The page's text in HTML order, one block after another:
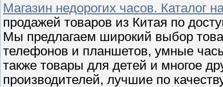
Магазин недорогих часов. Каталог
продажей товаров из Китая по
Мы предлагаем широкий выбор
телефонов и планшетов, умные
также товары для детей и многое
производителей, лучшие по